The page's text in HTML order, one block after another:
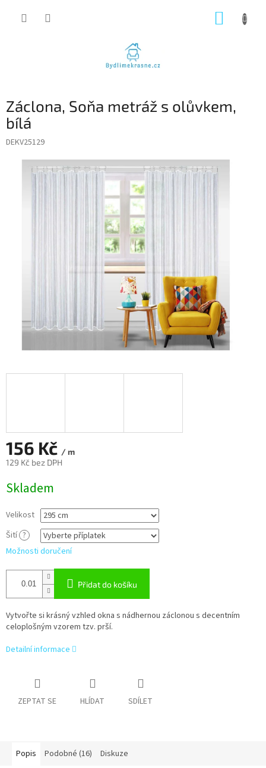
Záclona, Soňa metráž s olůvkem,
bílá
DEKV25129
156 Kč / m
129 Kč bez DPH
cena:
Skladem
Velikost
Šití ?
Možnosti doručení
Přidat do košíku
Vytvořte si krásný vzhled okna s nádhernou záclonou s decentním
celoplošným vzorem tzv. prší.
Detailní informace
ZEPTAT SE HLÍDAT SDÍLET
Popis Podobné (16) Diskuze